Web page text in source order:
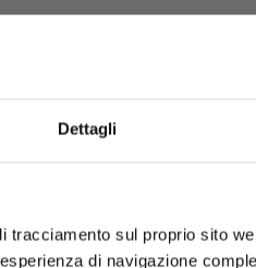
Dettagli
tracciamento sul proprio sito
di navigazione